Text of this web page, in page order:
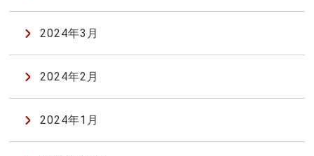
2024年3月
2024年2月
2024年1月